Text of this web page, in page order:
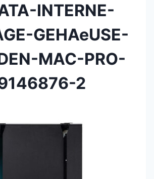
INTERNE-
GEHAeUSE-
MAC-PRO-
2